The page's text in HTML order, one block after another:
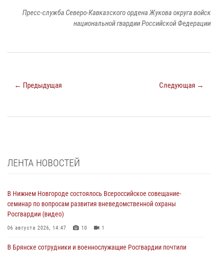
Пресс-служба Северо-Кавказского ордена Жукова округа войск
национальной гвардии Российской Федерации
← Предыдущая Следующая →
ЛЕНТА НОВОСТЕЙ
В Нижнем Новгороде состоялось Всероссийское совещание-
семинар по вопросам развития вневедомственной охраны
Росгвардии (видео)
06 августа 2026, 14:47 10 1
В Брянске сотрудники и военнослужащие Росгвардии почтили